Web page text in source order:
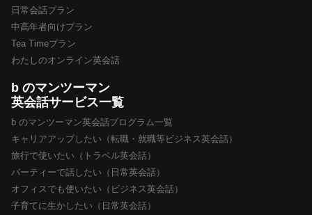
日常会話プラン
中高年者向けプラン
Tea Timeプラン
わたしのオンライン英会話
b のマンツーマン
英会話サービス一覧
b のマンツーマン英会話プログラム一覧
キャリアアップしたい（転職・就職等ビジネス英会話）
旅行で使いたい（トラベル英会話）
パーティーで話したい（日常英会話）
オフィスでも使いたい（ビジネス英会話）
子育てに生かしたい（日常英会話）